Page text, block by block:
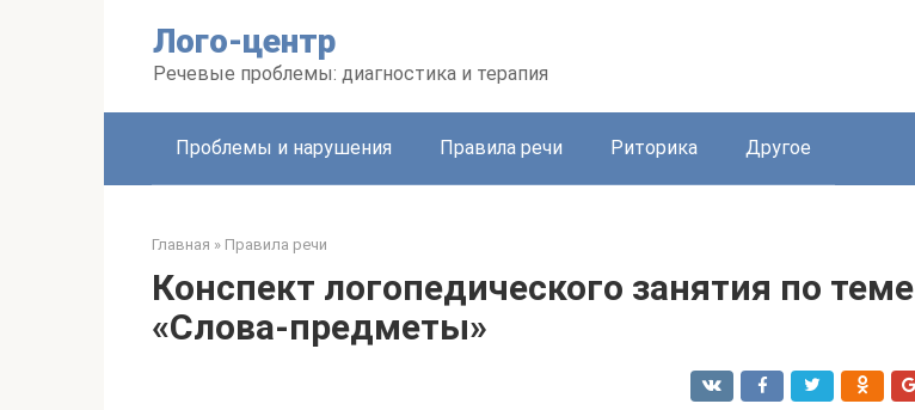
Лого-центр
Речевые проблемы: диагностика и терапия
Проблемы и нарушения Правила речи Риторика Другое
Главная » Правила речи
Конспект логопедического занятия по теме
«Слова-предметы»